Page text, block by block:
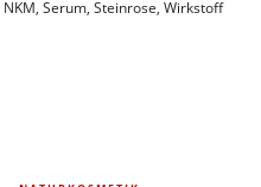
NKM, Serum, Steinrose, Wirkstoff